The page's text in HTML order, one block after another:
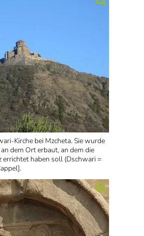
Kirche bei Mzcheta. Sie wurde
dem Ort erbaut, an dem die
errichtet haben soll (Dschwari =